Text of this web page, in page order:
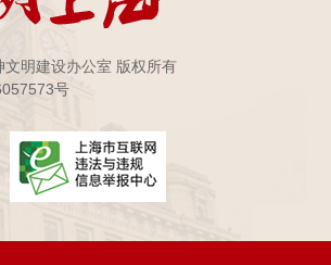
文明建设办公室 版权所有
号